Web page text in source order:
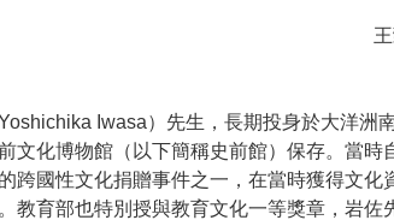
Iwasa）先生，長期投身於大洋
文化博物館（以下簡稱史前館）保存。當
跨國性文化捐贈事件之一，在當時獲得文
教育部也特別授與教育文化一等獎章，岩佐